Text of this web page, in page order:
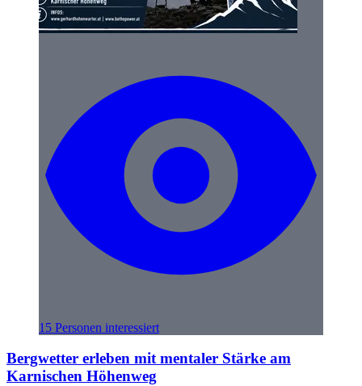
15 Personen interessiert
Bergwetter erleben mit mentaler Stärke am
Karnischen Höhenweg